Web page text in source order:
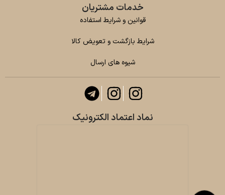
خدمات مشتریان
قوانین و شرایط استفاده
شرایط بازگشت و تعویض کالا
شیوه های ارسال
نماد اعتماد الکترونیک